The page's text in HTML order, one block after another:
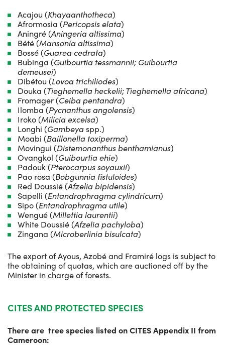
Acajou (Khayaanthotheca)
Afrormosia (Pericopsis elata)
Aningré (Aningeria altissima)
Bété (Mansonia altissima)
Bossé (Guarea cedrata)
Bubinga (Guibourtia tessmannii; Guibourtia
demeusei)
Dibétou (Lovoa trichiliodes)
Douka (Tieghemella heckelii; Tieghemella africana)
Fromager (Ceiba pentandra)
Ilomba (Pycnanthus angolensis)
Iroko (Milicia excelsa)
Longhi (Gambeyaspp.)
Moabi (Baillonella toxiperma)
Movingui (Distemonanthus benthamianus)
Ovangkol (Guibourtia ehie)
Padouk (Pterocarpus soyauxii)
Pao rosa (Bobgunnia fistuloides)
Red Doussié (Afzelia bipidensis)
Sapelli (Entandrophragma cylindricum)
Sipo (Entandrophragma utile)
Wengué (Millettia laurentii)
White Doussié (Afzelia pachyloba)
Zingana (Microberlinia bisulcata)
The export of Ayous, Azobé and Framiré logs is subject to
the obtaining of quotas, which are auctioned off by the
Minister in charge of forests.
CITES AND PROTECTED SPECIES
There are tree species listed on CITES Appendix II from
Cameroon: